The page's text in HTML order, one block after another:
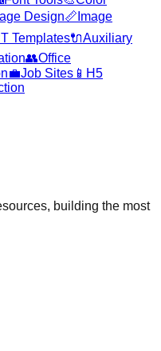
Design📏 Image
Templates🔌Auxiliary
👥Office
💼Job Sites 📱 H5
building the most